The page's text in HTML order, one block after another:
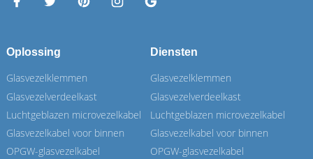
Oplossing
Glasvezelklemmen
Glasvezelverdeelkast
Luchtgeblazen microvezelkabel
Glasvezelkabel voor binnen
OPGW-glasvezelkabel
Diensten
Glasvezelklemmen
Glasvezelverdeelkast
Luchtgeblazen microvezelkabel
Glasvezelkabel voor binnen
OPGW-glasvezelkabel